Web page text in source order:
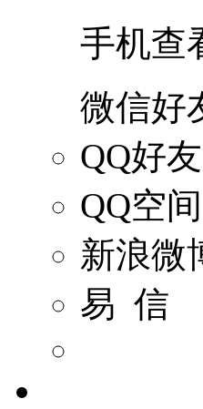
手机查
微信好
QQ好友
QQ空间
新浪微
易 信